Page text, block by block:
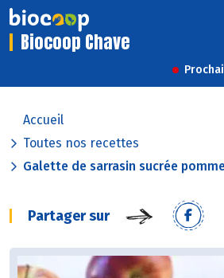
Biocoop Chave
Accueil
Toutes nos recettes
Galette de sarrasin sucrée
Partager sur